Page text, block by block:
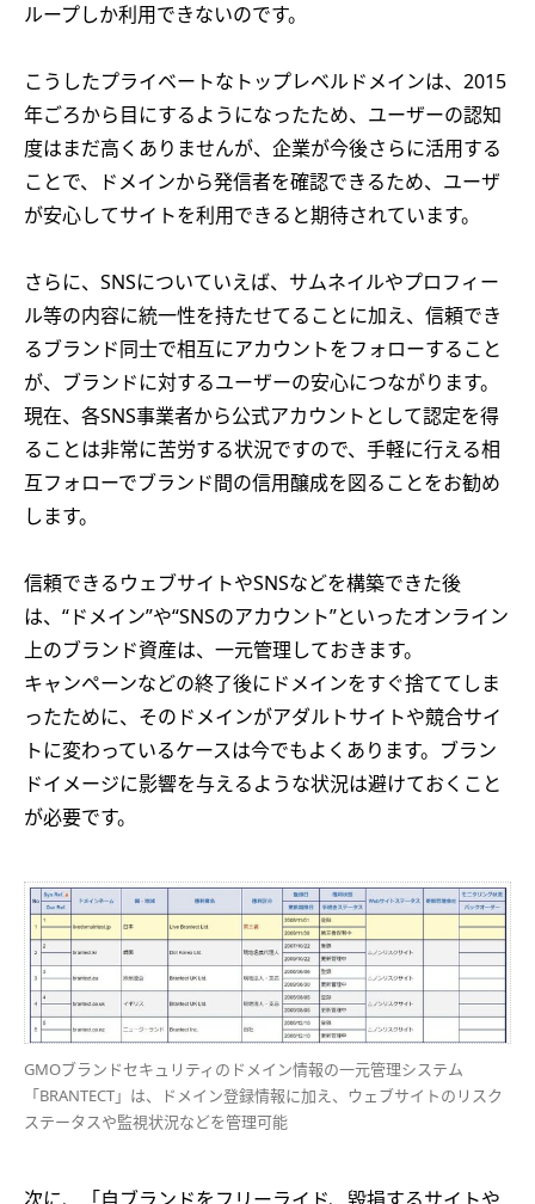
ループしか利用できないのです。
こうしたプライベートなトップレベルドメインは、2015
年ごろから目にするようになったため、ユーザーの認知
度はまだ高くありませんが、企業が今後さらに活用する
ことで、ドメインから発信者を確認できるため、ユーザ
が安心してサイトを利用できると期待されています。
さらに、SNSについていえば、サムネイルやプロフィー
ル等の内容に統一性を持たせてることに加え、信頼でき
るブランド同士で相互にアカウントをフォローすること
が、ブランドに対するユーザーの安心につながります。
現在、各SNS事業者から公式アカウントとして認定を得
ることは非常に苦労する状況ですので、手軽に行える相
互フォローでブランド間の信用醸成を図ることをお勧め
します。
信頼できるウェブサイトやSNSなどを構築できた後
は、“ドメイン”や“SNSのアカウント”といったオンライン
上のブランド資産は、一元管理しておきます。
キャンペーンなどの終了後にドメインをすぐ捨ててしま
ったために、そのドメインがアダルトサイトや競合サイ
トに変わっているケースは今でもよくあります。ブラン
ドイメージに影響を与えるような状況は避けておくこと
が必要です。
GMOブランドセキュリティのドメイン情報の一元管理システム
「BRANTECT」は、ドメイン登録情報に加え、ウェブサイトのリスク
ステータスや監視状況などを管理可能
次に、「自ブランドをフリーライド、毀損するサイトや